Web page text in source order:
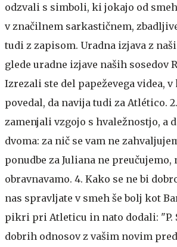
odzvali s simboli, ki jokajo od
v značilnem sarkastičnem,
tudi z zapisom. Uradna izjava z
glede uradne izjave naših sosedov
Izrezali ste del papeževega videa, v
povedal, da navija tudi za Atlético.
zamenjali vzgojo s hvaležnostjo, a
dvoma: za nič se vam ne
ponudbe za Juliana ne preučujemo,
obravnavamo. 4. Kako se ne bi
nas spravljate v smeh še bolj kot
pikri pri Atleticu in nato dodali: "P.
dobrih odnosov z vašim novim